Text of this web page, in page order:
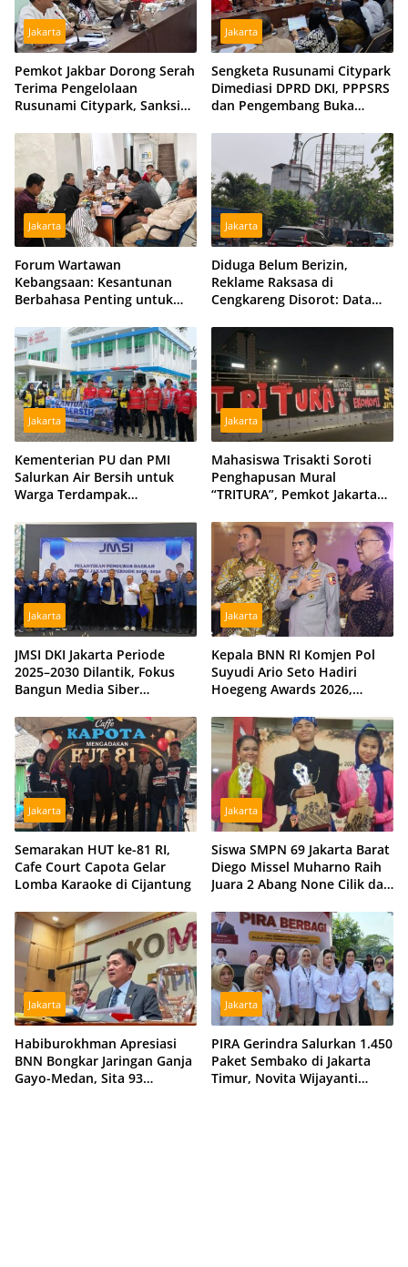
Jakarta
Pemkot Jakbar Dorong Serah
Terima Pengelolaan
Rusunami Citypark, Sanksi
Berlarut
Jakarta
Sengketa Rusunami Citypark
Dimediasi DPRD DKI, PPPSRS
dan Pengembang Buka
Jakarta
Forum Wartawan
Kebangsaan: Kesantunan
Berbahasa Penting untuk
Jakarta
Diduga Belum Berizin,
Reklame Raksasa di
Cengkareng Disorot: Data
Berbeda
Jakarta
Kementerian PU dan PMI
Salurkan Air Bersih untuk
Warga Terdampak
Tiga Hidran Umum
Disiagakan
Jakarta
Mahasiswa Trisakti Soroti
Penghapusan Mural
“TRITURA”, Pemkot Jakarta
Jakarta
JMSI DKI Jakarta Periode
2025–2030 Dilantik, Fokus
Bangun Media Siber
Jakarta
Kepala BNN RI Komjen Pol
Suyudi Ario Seto Hadiri
Hoegeng Awards 2026,
Sinergi dengan Polri
Jakarta
Semarakan HUT ke-81 RI,
Cafe Court Capota Gelar
Lomba Karaoke di Cijantung
Jakarta
Siswa SMPN 69 Jakarta Barat
Diego Missel Muharno Raih
Juara 2 Abang None Cilik dan
Jakarta
Habiburokhman Apresiasi
BNN Bongkar Jaringan Ganja
Gayo-Medan, Sita 93
Jakarta
PIRA Gerindra Salurkan 1.450
Paket Sembako di Jakarta
Timur, Novita Wijayanti